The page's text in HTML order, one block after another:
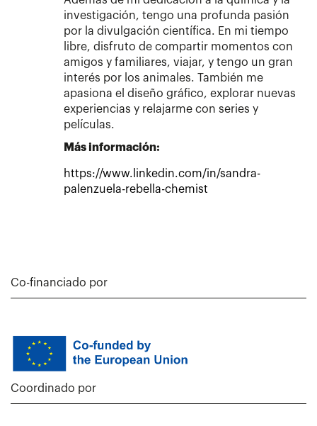
investigación, tengo una profunda pasión
por la divulgación científica. En mi tiempo
libre, disfruto de compartir momentos con
amigos y familiares, viajar, y tengo un gran
interés por los animales. También me
apasiona el diseño gráfico, explorar nuevas
experiencias y relajarme con series y
películas.
Más información:
https://www.linkedin.com/in/sandra-
palenzuela-rebella-chemist
Co-financiado por
Coordinado por